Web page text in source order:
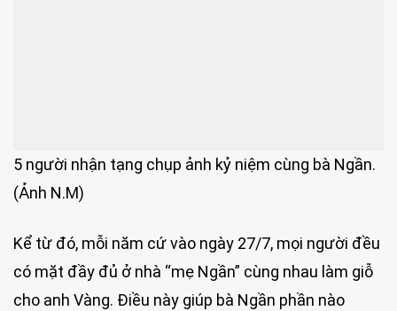
5 người nhận tạng chụp ảnh kỷ niệm cùng bà Ngần.
(Ảnh N.M)
Kể từ đó, mỗi năm cứ vào ngày 27/7, mọi người đều
có mặt đầy đủ ở nhà “mẹ Ngần” cùng nhau làm giỗ
cho anh Vàng. Điều này giúp bà Ngần phần nào